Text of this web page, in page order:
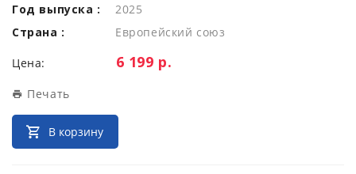
Год выпуска :
2025
Страна :
Европейский союз
Цена: Цена:
6 199 р.
Печать
В корзину